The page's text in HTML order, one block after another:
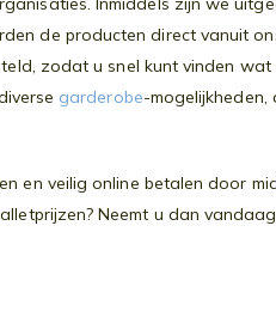
de producten direct vanuit
zodat u snel kunt vinden wat
garderobe-mogelijkheden,
en veilig online betalen door
Neemt u dan